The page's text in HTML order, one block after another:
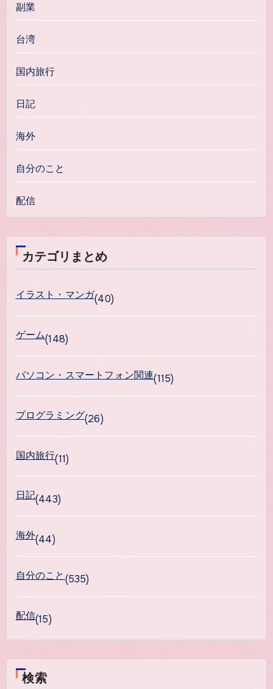
副業
台湾
国内旅行
日記
海外
自分のこと
配信
カテゴリまとめ
イラスト・マンガ(40)
ゲーム(148)
パソコン・スマートフォン関連(115)
プログラミング(26)
国内旅行(11)
日記(443)
海外(44)
自分のこと(535)
配信(15)
検索